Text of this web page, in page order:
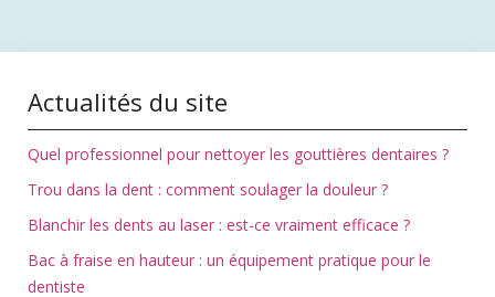
Actualités du site
Quel professionnel pour nettoyer les gouttières dentaires ?
Trou dans la dent : comment soulager la douleur ?
Blanchir les dents au laser : est-ce vraiment efficace ?
Bac à fraise en hauteur : un équipement pratique pour le
dentiste